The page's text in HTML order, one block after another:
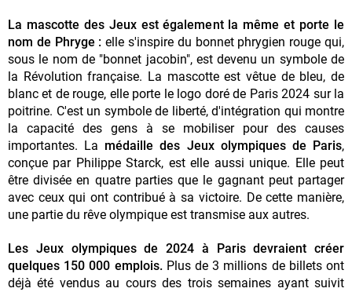
La mascotte des Jeux est également la même et porte le
nom de Phryge : elle s'inspire du bonnet phrygien rouge qui,
sous le nom de "bonnet jacobin", est devenu un symbole de
la Révolution française. La mascotte est vêtue de bleu, de
blanc et de rouge, elle porte le logo doré de Paris 2024 sur la
poitrine. C'est un symbole de liberté, d'intégration qui montre
la capacité des gens à se mobiliser pour des causes
importantes. La médaille des Jeux olympiques de Paris,
conçue par Philippe Starck, est elle aussi unique. Elle peut
être divisée en quatre parties que le gagnant peut partager
avec ceux qui ont contribué à sa victoire. De cette manière,
une partie du rêve olympique est transmise aux autres.
Les Jeux olympiques de 2024 à Paris devraient créer
quelques 150 000 emplois.Plus de 3 millions de billets ont
déjà été vendus au cours des trois semaines ayant suivit